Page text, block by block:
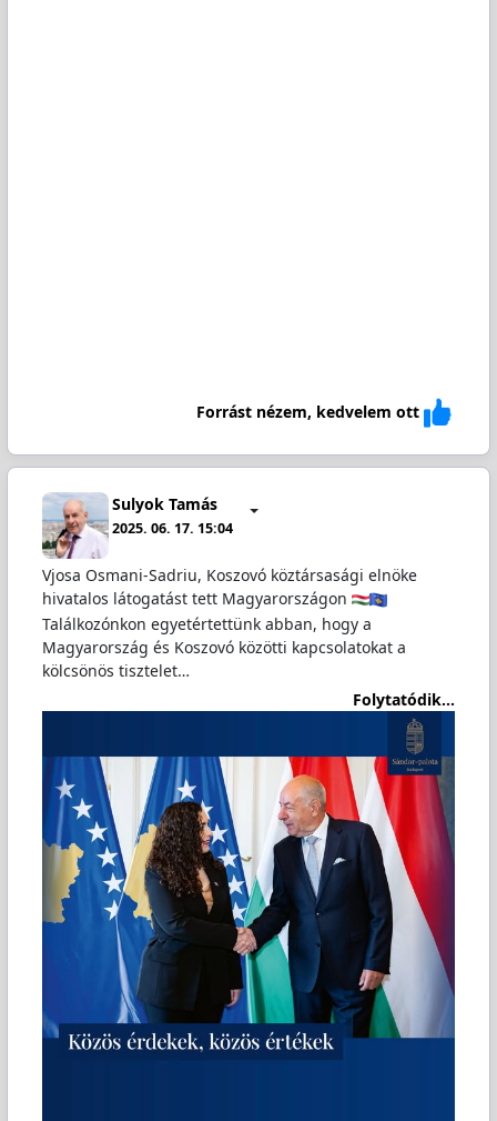
Forrást nézem, kedvelem ott
Sulyok Tamás
2025. 06. 17. 15:04
Vjosa Osmani-Sadriu, Koszovó köztársasági elnöke
hivatalos látogatást tett Magyarországon
Találkozónkon egyetértettünk abban, hogy a
Magyarország és Koszovó közötti kapcsolatokat a
kölcsönös tisztelet…
Folytatódik...